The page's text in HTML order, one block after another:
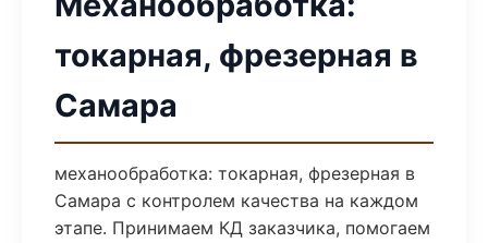
токарная, фрезерная в
Самара
механообработка: токарная, фрезерная в
Самара с контролем качества на каждом
этапе. Принимаем КД заказчика, помогаем